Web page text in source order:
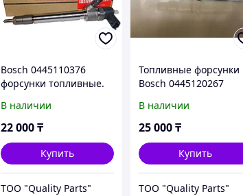
Bosch 0445110376
форсунки топливные.
В наличии
22 000₸
Купить
ТОО "Quality Parts"
Топливные форсунки
Bosch 0445120267
В наличии
25 000₸
Купить
ТОО "Quality Parts"